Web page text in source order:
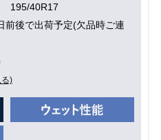
195/40R17
前後で出荷予定(欠品時ご連
)